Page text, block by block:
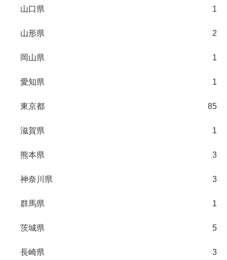
山口県 1
山形県 2
岡山県 1
愛知県 1
東京都 85
滋賀県 1
熊本県 3
神奈川県 3
群馬県 1
茨城県 5
長崎県 3